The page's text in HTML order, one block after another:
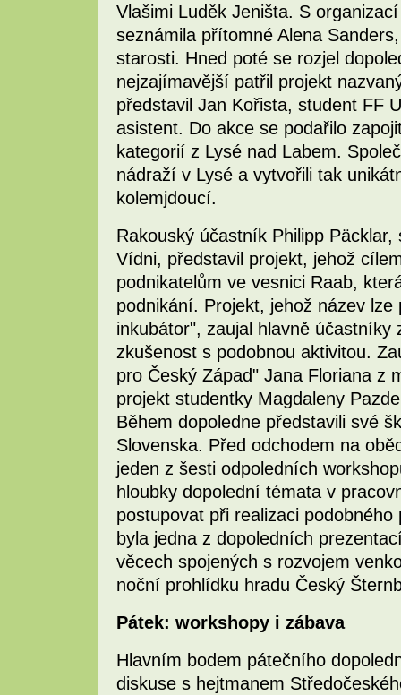
Vlašimi Luděk Jeništa. S
seznámila přítomné Alena
starosti. Hned poté se rozjel
nejzajímavější patřil projekt
představil Jan Kořista, student FF
asistent. Do akce se podařilo
kategorií z Lysé nad Labem.
nádraží v Lysé a vytvořili tak
kolemjdoucí.
Rakouský účastník Philipp
Vídni, představil projekt, jehož
podnikatelům ve vesnici Raab,
podnikání. Projekt, jehož název lze
inkubátor", zaujal hlavně
zkušenost s podobnou aktivitou.
pro Český Západ" Jana Floriana z
projekt studentky Magdaleny
Během dopoledne představili své
Slovenska. Před odchodem na
jeden z šesti odpoledních
hloubky dopolední témata v
postupovat při realizaci
byla jedna z dopoledních
věcech spojených s rozvojem
noční prohlídku hradu Český
Pátek: workshopy i zábava
Hlavním bodem pátečního
diskuse s hejtmanem